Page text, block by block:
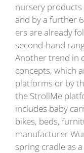
nursery products
and by a further
ers are already
second-hand
Another trend in
concepts, which
platforms or by
the StrollMe
includes baby
bikes, beds,
manufacturer
spring cradle as